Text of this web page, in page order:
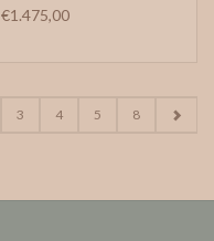
€1.475,00
3 4 5 8